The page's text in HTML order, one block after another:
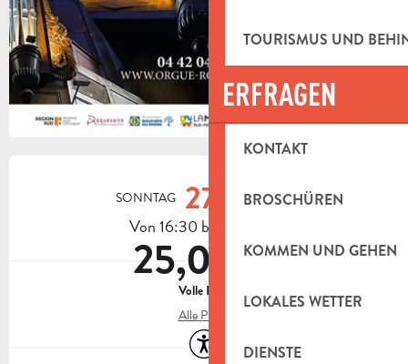
TOURISMUS UND
ERFRAGEN
KONTAKT
BROSCHÜREN
KOMMEN UND GEHEN
LOKALES WETTER
DIENSTE
SONNTAG 27. SEPTEMBER
Von 16:30 bis zu 18:00
25,00 €
Volle Preis
Alle Preise
Zugänglichkeit